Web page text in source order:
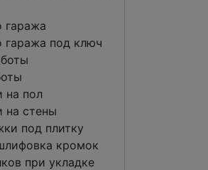
гаража
гаража под ключ
на пол
на стены
под плитку
кромок
при укладке